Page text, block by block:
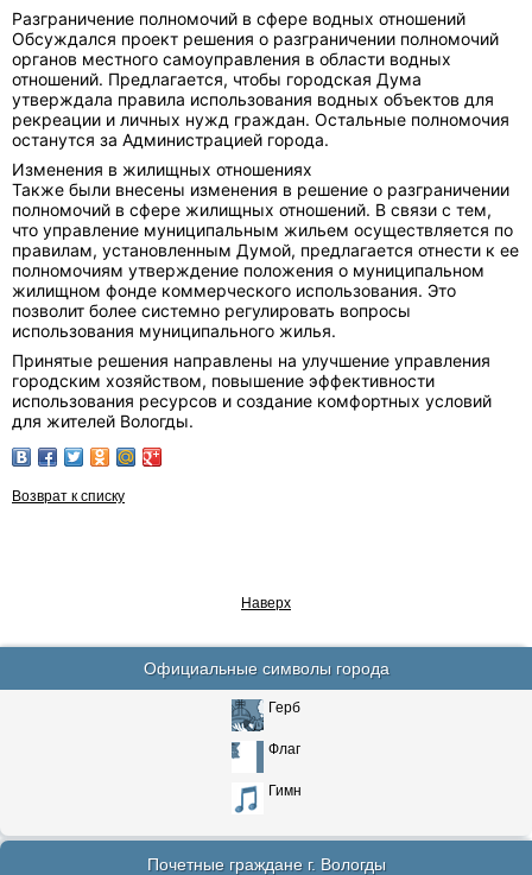
Разграничение полномочий в сфере водных отношений
Обсуждался проект решения о разграничении полномочий
органов местного самоуправления в области водных
отношений. Предлагается, чтобы городская Дума
утверждала правила использования водных объектов для
рекреации и личных нужд граждан. Остальные полномочия
останутся за Администрацией города.
Изменения в жилищных отношениях
Также были внесены изменения в решение о разграничении
полномочий в сфере жилищных отношений. В связи с тем,
что управление муниципальным жильем осуществляется по
правилам, установленным Думой, предлагается отнести к ее
полномочиям утверждение положения о муниципальном
жилищном фонде коммерческого использования. Это
позволит более системно регулировать вопросы
использования муниципального жилья.
Принятые решения направлены на улучшение управления
городским хозяйством, повышение эффективности
использования ресурсов и создание комфортных условий
для жителей Вологды.
Возврат к списку
Наверх
Официальные символы города
Герб
Флаг
Гимн
Почетные граждане г. Вологды